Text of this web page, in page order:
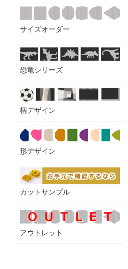
サイズオーダー
恐竜シリーズ
柄デザイン
形デザイン
カットサンプル
アウトレット